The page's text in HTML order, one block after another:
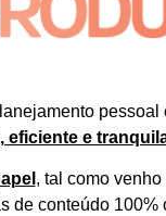
pessoal
eficiente e
, tal como
de conteúdo 100%